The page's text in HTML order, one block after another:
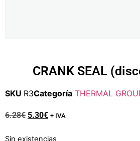
CRANK SEAL
SKU R3Categoría THERMAL
6.28€ 5.30€ + IVA
Sin existencias